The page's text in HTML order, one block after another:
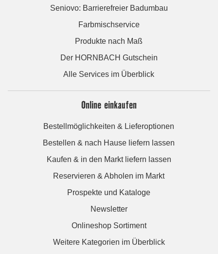
Seniovo: Barrierefreier Badumbau
Farbmischservice
Produkte nach Maß
Der HORNBACH Gutschein
Alle Services im Überblick
Online einkaufen
Bestellmöglichkeiten & Lieferoptionen
Bestellen & nach Hause liefern lassen
Kaufen & in den Markt liefern lassen
Reservieren & Abholen im Markt
Prospekte und Kataloge
Newsletter
Onlineshop Sortiment
Weitere Kategorien im Überblick